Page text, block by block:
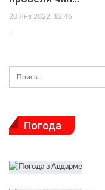
20 Янв 2022, 12:46
…
Погода